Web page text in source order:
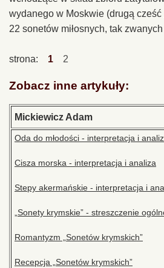
wydanego w Moskwie (drugą cześć
22 sonetów miłosnych, tak
strona: 1 2
Zobacz inne artykuły:
Mickiewicz Adam
Oda do młodości - interpretacja i
Cisza morska - interpretacja i analiza
Stepy akermańskie - interpretacja i
„Sonety krymskie” - streszczenie
Romantyzm „Sonetów krymskich”
Recepcja „Sonetów krymskich”